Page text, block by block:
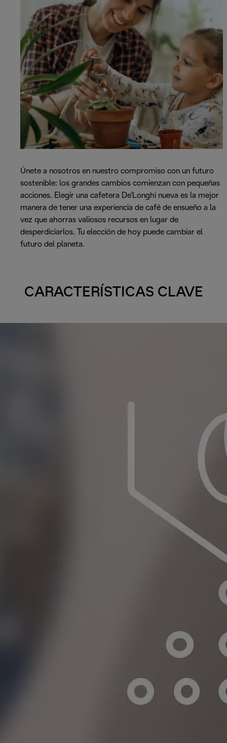
Únete a nosotros en nuestro compromiso con un futuro
sostenible: los grandes cambios comienzan con pequeñas
acciones. Elegir una cafetera De'Longhi nueva es la mejor
manera de tener una experiencia de café de ensueño a la
vez que ahorras valiosos recursos en lugar de
desperdiciarlos. Tu elección de hoy puede cambiar el
futuro del planeta.
CARACTERÍSTICAS CLAVE